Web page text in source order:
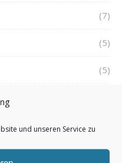
und unseren Service zu
(7)
(5)
(5)
(7)